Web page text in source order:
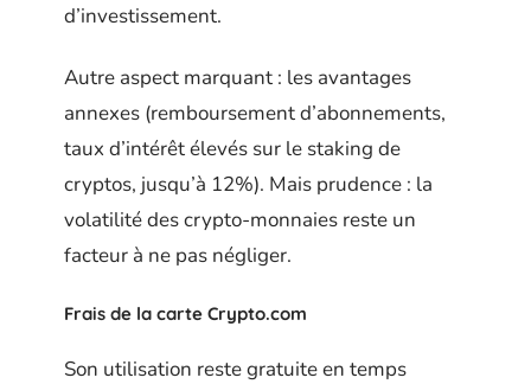
d’investissement.
Autre aspect marquant : les avantages
annexes (remboursement d’abonnements,
taux d’intérêt élevés sur le staking de
cryptos, jusqu’à 12%). Mais prudence : la
volatilité des crypto-monnaies reste un
facteur à ne pas négliger.
Frais de la carte Crypto.com
Son utilisation reste gratuite en temps